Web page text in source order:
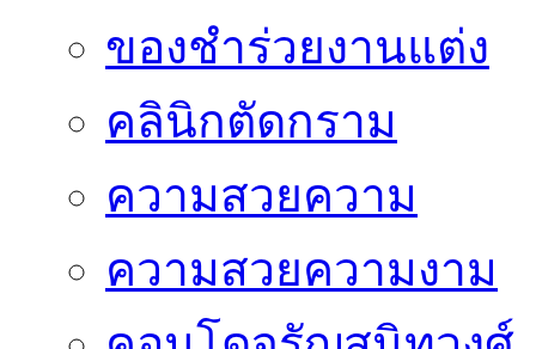
ของชำร่วยงานแต่ง
คลินิกตัดกราม
ความสวยความ
ความสวยความงาม